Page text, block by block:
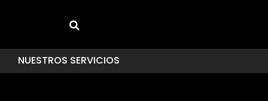
NUESTROS SERVICIOS